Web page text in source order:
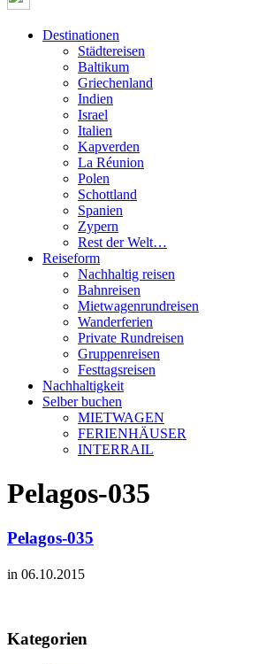
Destinationen
Städtereisen
Baltikum
Griechenland
Indien
Israel
Italien
Kapverden
La Réunion
Polen
Schottland
Spanien
Zypern
Rest der Welt…
Reiseform
Nachhaltig reisen
Bahnreisen
Mietwagenrundreisen
Wanderferien
Private Rundreisen
Gruppenreisen
Festtagsreisen
Nachhaltigkeit
Selber buchen
MIETWAGEN
FERIENHÄUSER
INTERRAIL
Pelagos-035
Pelagos-035
in 06.10.2015
Kategorien